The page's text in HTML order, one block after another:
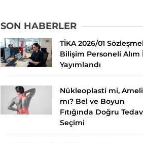
SON HABERLER
TİKA 2026/01
Bilişim Personeli Alım
Yayımlandı
Nükleoplasti mi,
mı? Bel ve Boyun
Fıtığında Doğru
Seçimi